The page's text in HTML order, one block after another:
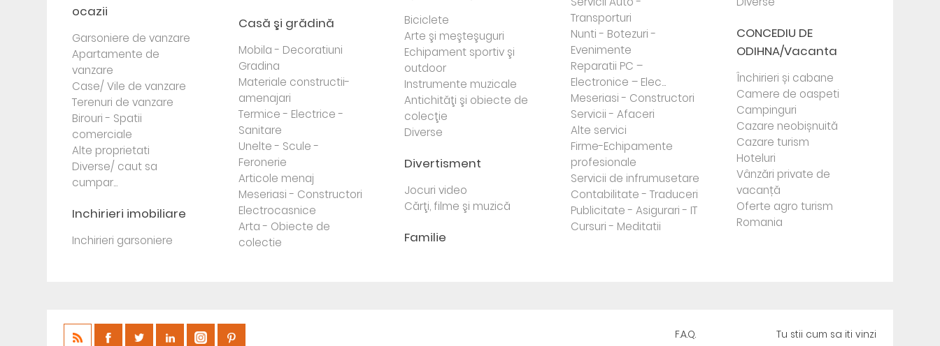
ocazii
Garsoniere de vanzare
Apartamente de
vanzare
Case/ Vile de vanzare
Terenuri de vanzare
Birouri - Spatii
comerciale
Alte proprietati
Diverse/ caut sa
cumpar...
Inchirieri imobiliare
Inchirieri garsoniere
Casă şi grădină
Mobila - Decoratiuni
Gradina
Materiale constructii-
amenajari
Termice - Electrice -
Sanitare
Unelte - Scule -
Feronerie
Articole menaj
Meseriasi - Constructori
Electrocasnice
Arta - Obiecte de
colectie
Biciclete
Arte şi meşteşuguri
Echipament sportiv şi
outdoor
Instrumente muzicale
Antichităţi şi obiecte de
colecţie
Diverse
Divertisment
Jocuri video
Cărţi, filme şi muzică
Familie
Transporturi
Nunti - Botezuri -
Evenimente
Reparatii PC –
Electronice – Elec...
Meseriasi - Constructori
Servicii - Afaceri
Alte servici
Firme-Echipamente
profesionale
Servicii de infrumusetare
Contabilitate - Traduceri
Publicitate - Asigurari - IT
Cursuri - Meditatii
CONCEDIU DE
ODIHNA/Vacanta
Închirieri și cabane
Camere de oaspeti
Campinguri
Cazare neobișnuită
Cazare turism
Hoteluri
Vânzări private de
vacanță
Oferte agro turism
Romania
F.A.Q.
Tu stii cum sa iti vinzi